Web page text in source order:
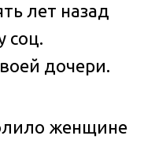
лет назад
соц.
дочери.
женщине